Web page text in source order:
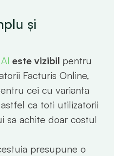
și
este vizibil pentru
Facturis Online,
cei cu varianta
ca toti utilizatorii
sa achite doar costul
presupune o